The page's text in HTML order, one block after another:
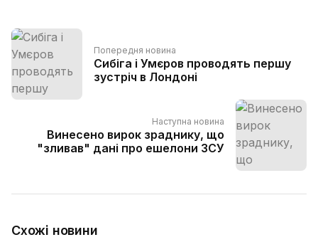
Попередня новина
Сибіга і Умєров проводять першу
зустріч в Лондоні
Наступна новина
Винесено вирок зраднику, що
"зливав" дані про ешелони ЗСУ
Схожі новини